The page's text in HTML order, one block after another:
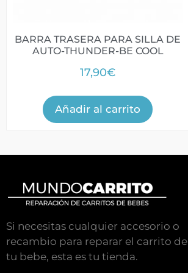
BARRA TRASERA PARA SILLA DE
AUTO-THUNDER-BE COOL
17,90€
Añadir al carrito
Si necesitas cualquier accesorio o
recambio para reparar el carrito de
tu bebe, esta es tu tienda.